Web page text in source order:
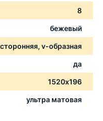
8
бежевый
v-образная
да
1520х196
ультра матовая